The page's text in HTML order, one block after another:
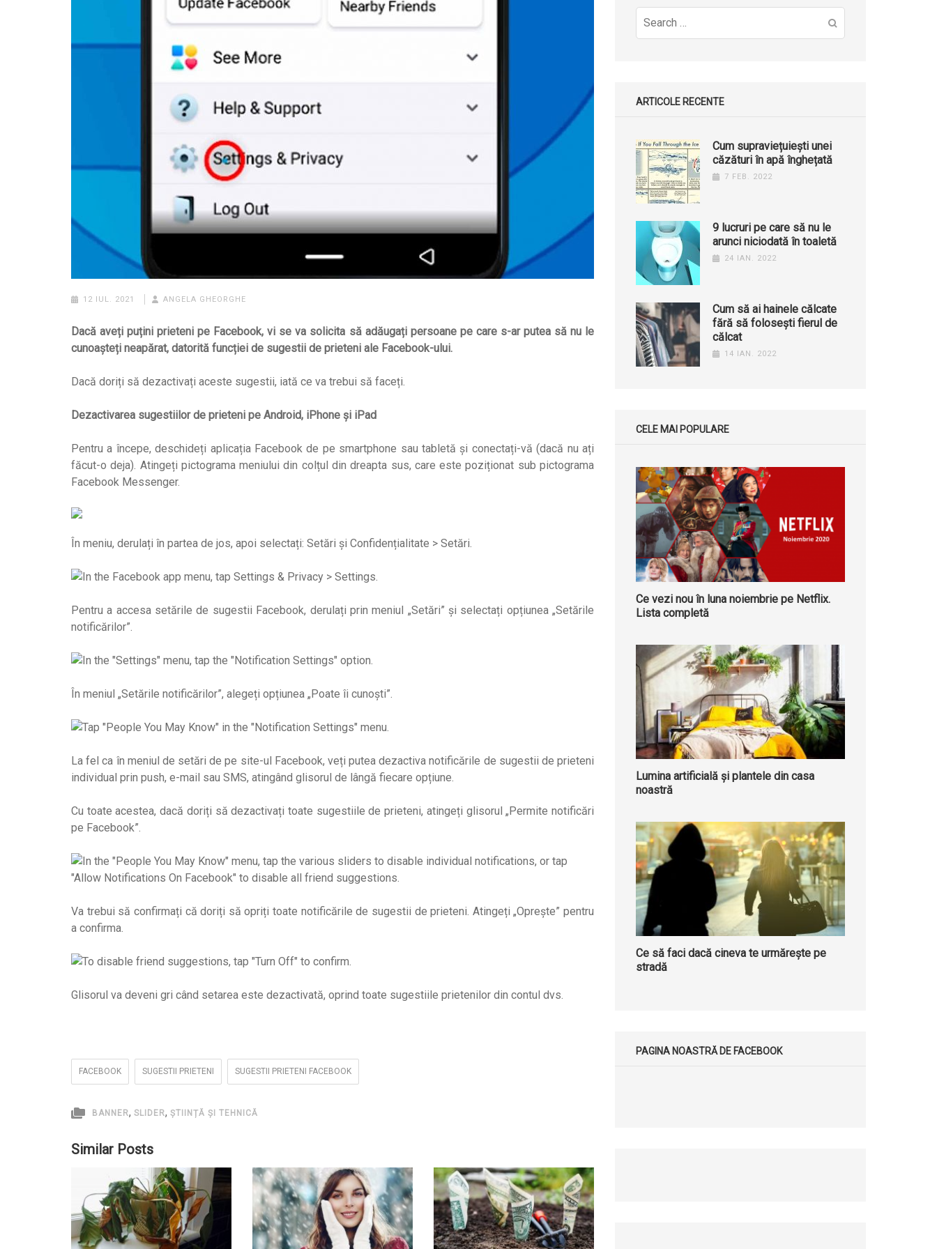
12 IUL. 2021 ANGELA GHEORGHE
Dacă aveți puțini prieteni pe Facebook, vi se va solicita să adăugați persoane pe care s-ar putea să nu le
cunoașteți neapărat, datorită funcției de sugestii de prieteni ale Facebook-ului.
Dacă doriți să dezactivați aceste sugestii, iată ce va trebui să faceți.
Dezactivarea sugestiilor de prieteni pe Android, iPhone și iPad
Pentru a începe, deschideți aplicația Facebook de pe smartphone sau tabletă și conectați-vă (dacă nu ați
făcut-o deja). Atingeți pictograma meniului din colțul din dreapta sus, care este poziționat sub pictograma
Facebook Messenger.
În meniu, derulați în partea de jos, apoi selectați: Setări și Confidențialitate > Setări.
Pentru a accesa setările de sugestii Facebook, derulați prin meniul „Setări” și selectați opțiunea „Setările
notificărilor”.
În meniul „Setările notificărilor”, alegeți opțiunea „Poate îi cunoști”.
La fel ca în meniul de setări de pe site-ul Facebook, veți putea dezactiva notificările de sugestii de prieteni
individual prin push, e-mail sau SMS, atingând glisorul de lângă fiecare opțiune.
Cu toate acestea, dacă doriți să dezactivați toate sugestiile de prieteni, atingeți glisorul „Permite notificări
pe Facebook”.
Va trebui să confirmați că doriți să opriți toate notificările de sugestii de prieteni. Atingeți „Oprește” pentru
a confirma.
Glisorul va deveni gri când setarea este dezactivată, oprind toate sugestiile prietenilor din contul dvs.
FACEBOOK SUGESTII PRIETENI SUGESTII PRIETENI FACEBOOK
BANNER, SLIDER, ȘTIINȚĂ ȘI TEHNICĂ
Similar Posts
Search
for:
ARTICOLE RECENTE
Cum supraviețuiești unei
căzături în apă înghețată
7 FEB. 2022
9 lucruri pe care să nu le
arunci niciodată în toaletă
24 IAN. 2022
Cum să ai hainele călcate
fără să folosești fierul de
călcat
14 IAN. 2022
CELE MAI POPULARE
Ce vezi nou în luna noiembrie pe Netflix.
Lista completă
Lumina artificială și plantele din casa
noastră
Ce să faci dacă cineva te urmărește pe
stradă
PAGINA NOASTRĂ DE FACEBOOK